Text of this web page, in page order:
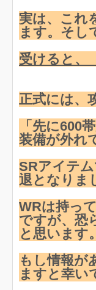
実は、これ
ます。そし
受けると、
正式には、
「先に600
装備が外れ
SRアイテ
退となりま
WRは持っ
ですが、恐
と思います。
もし情報が
ますと幸い